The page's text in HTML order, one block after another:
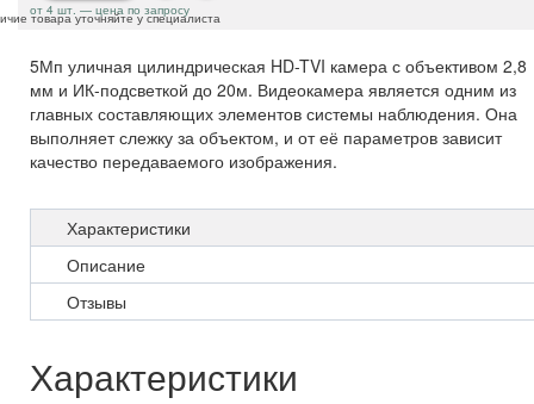
товара уточняйте у специалиста
от 4 шт. — цена по запросу
5Мп уличная цилиндрическая HD-TVI камера с объективом 2,8
мм и ИК-подсветкой до 20м. Видеокамера является одним из
главных составляющих элементов системы наблюдения. Она
выполняет слежку за объектом, и от её параметров зависит
качество передаваемого изображения.
Характеристики
Описание
Отзывы
Характеристики